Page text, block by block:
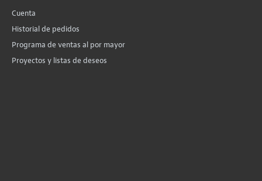
Cuenta
Historial de pedidos
Programa de ventas al por mayor
Proyectos y listas de deseos